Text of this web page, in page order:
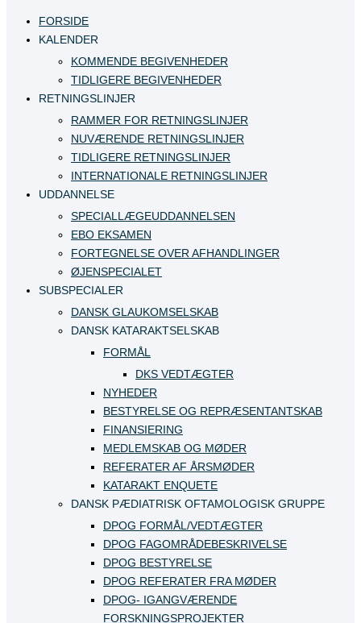
FORSIDE
KALENDER
KOMMENDE BEGIVENHEDER
TIDLIGERE BEGIVENHEDER
RETNINGSLINJER
RAMMER FOR RETNINGSLINJER
NUVÆRENDE RETNINGSLINJER
TIDLIGERE RETNINGSLINJER
INTERNATIONALE RETNINGSLINJER
UDDANNELSE
SPECIALLÆGEUDDANNELSEN
EBO EKSAMEN
FORTEGNELSE OVER AFHANDLINGER
ØJENSPECIALET
SUBSPECIALER
DANSK GLAUKOMSELSKAB
DANSK KATARAKTSELSKAB
FORMÅL
DKS VEDTÆGTER
NYHEDER
BESTYRELSE OG REPRÆSENTANTSKAB
FINANSIERING
MEDLEMSKAB OG MØDER
REFERATER AF ÅRSMØDER
KATARAKT ENQUETE
DANSK PÆDIATRISK OFTAMOLOGISK GRUPPE
DPOG FORMÅL/VEDTÆGTER
DPOG FAGOMRÅDEBESKRIVELSE
DPOG BESTYRELSE
DPOG REFERATER FRA MØDER
DPOG- IGANGVÆRENDE
FORSKNINGSPROJEKTER